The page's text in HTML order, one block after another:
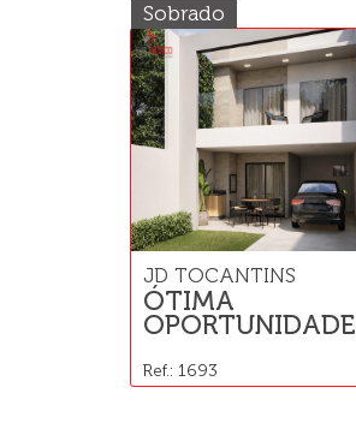
Sobrado
JD TOCANTINS
ÓTIMA
OPORTUNIDADE
Ref.: 1693